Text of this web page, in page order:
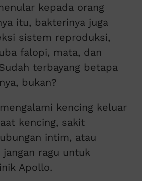
kepada orang
itu, bakterinya juga
sistem reproduksi,
falopi, mata, dan
terbayang betapa
bukan?
kencing keluar
kencing, sakit
intim, atau
jangan ragu untuk
Apollo.